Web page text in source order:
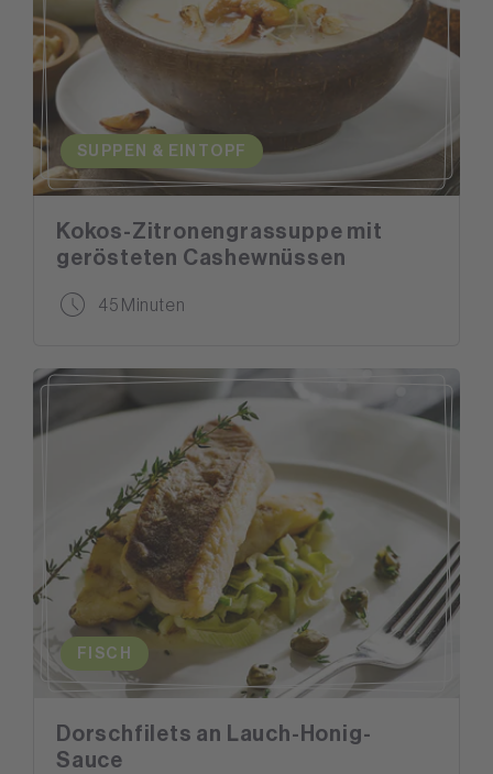
SUPPEN & EINTOPF
Kokos-Zitronengrassuppe mit
gerösteten Cashewnüssen
45 Minuten
FISCH
Dorschfilets an Lauch-Honig-
Sauce